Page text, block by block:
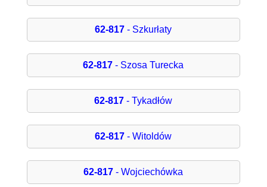
62-817 - Szkurłaty
62-817 - Szosa Turecka
62-817 - Tykadłów
62-817 - Witoldów
62-817 - Wojciechówka